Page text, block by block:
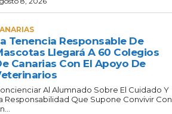
Tenencia Responsable De
Llegará A 60 Colegios
Canarias Con El Apoyo De
Al Alumnado Sobre El Cuidado Y
Responsabilidad Que Supone Convivir Con